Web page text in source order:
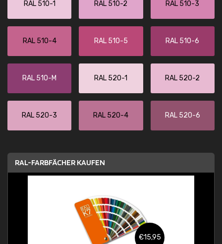
RAL 510-1 RAL 510-2 RAL 510-3
RAL 510-4 RAL 510-5 RAL 510-6
RAL 510-M RAL 520-1 RAL 520-2
RAL 520-3 RAL 520-4 RAL 520-6
RAL-FARBFÄCHER KAUFEN
€15,95